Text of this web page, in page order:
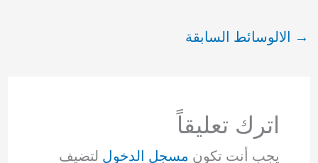
→ الالوسائط السابقة
اترك تعليقاً
يجب أنت تكون مسجل الدخول لتضيف